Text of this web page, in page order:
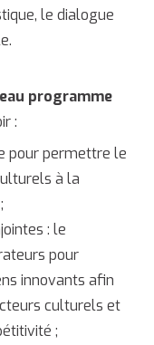
le dialogue
programme
:
pour permettre le
à la
: le
pour
innovants afin
culturels et
;